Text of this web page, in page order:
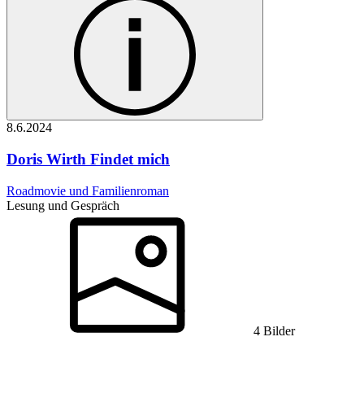
8.6.2024
Doris Wirth Findet mich
Roadmovie und Familienroman
Lesung und Gespräch
4 Bilder